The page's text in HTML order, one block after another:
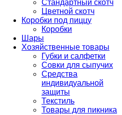
Стандартный скотч
Цветной скотч
Коробки под пиццу
Коробки
Шары
Хозяйственные товары
Губки и салфетки
Совки для сыпучих
Средства
индивидуальной
защиты
Текстиль
Товары для пикника